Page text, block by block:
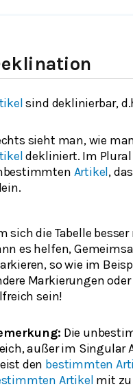
sind deklinierbar,
sieht man, wie
dekliniert. Im
Artikel, das
sich die Tabelle
es helfen,
so wie im
Markierungen
sein!
Die
außer im Singular
den bestimmten
Artikel mit